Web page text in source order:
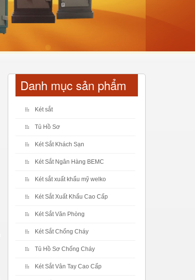
Danh mục sản phẩm
Két sắt
Tủ Hồ Sơ
Két Sắt Khách Sạn
Két Sắt Ngân Hàng BEMC
Két sắt xuất khẩu mỹ welko
Két Sắt Xuất Khẩu Cao Cấp
Két Sắt Văn Phòng
Két Sắt Chống Cháy
Tủ Hồ Sơ Chống Cháy
Két Sắt Vân Tay Cao Cấp